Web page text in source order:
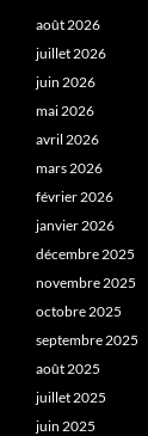
août 2026
juillet 2026
juin 2026
mai 2026
avril 2026
mars 2026
février 2026
janvier 2026
décembre 2025
novembre 2025
octobre 2025
septembre 2025
août 2025
juillet 2025
juin 2025